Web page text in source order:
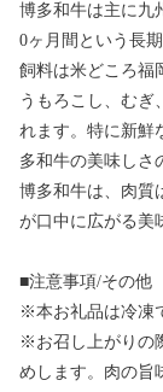
博多和牛は主に九
0ヶ月間という長
飼料は米どころ福
うもろこし、むぎ
れます。特に新鮮
多和牛の美味しさ
博多和牛は、肉質
が口中に広がる美
■注意事項/その他
※本お礼品は冷凍
※お召し上がりの
めします。肉の旨